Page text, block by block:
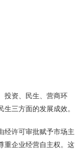
投资、民生、营商环
三方面的发展成效。
经许可审批赋予市场主
重企业经营自主权。这